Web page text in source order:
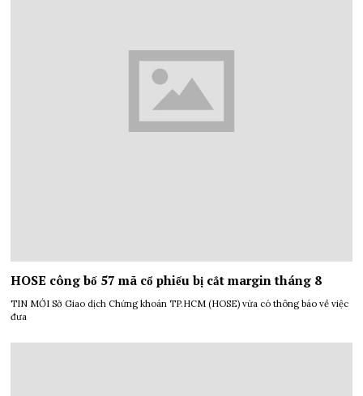
HOSE công bố 57 mã cổ phiếu bị cắt margin tháng 8
TIN MỚI Sở Giao dịch Chứng khoán TP.HCM (HOSE) vừa có thông báo về việc
đưa